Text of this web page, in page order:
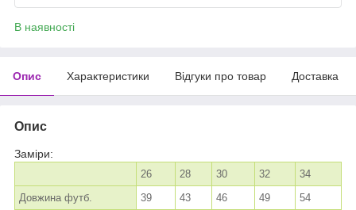
В наявності
Опис Характеристики Відгуки про товар Доставка
Опис
Заміри:
26 28 30 32
34
Довжина футб.
39 43 46 49
54